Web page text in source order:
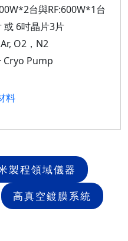
台與RF:600W*1台
或 6吋晶片3片
O2，N2
Cryo Pump
料
製程領域儀器
高真空鍍膜系統